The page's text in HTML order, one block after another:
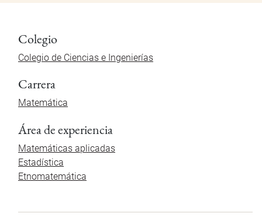
Colegio
Colegio de Ciencias e Ingenierías
Carrera
Matemática
Área de experiencia
Matemáticas aplicadas
Estadística
Etnomatemática